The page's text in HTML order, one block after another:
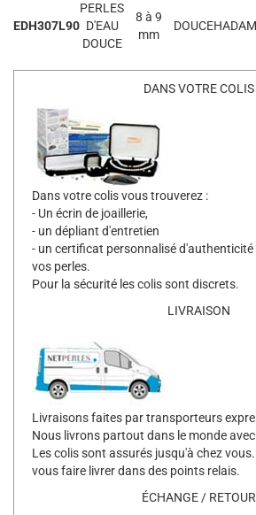
EDH307L90
PERLES
D'EAU
DOUCE
8 à 9
mm
DANS VOTRE COLIS
Dans votre colis vous trouverez :
- Un écrin de joaillerie,
- un dépliant d'entretien
- un certificat personnalisé d'authenticité
vos perles.
Pour la sécurité les colis sont discrets.
LIVRAISON
Livraisons faites par transporteurs
Nous livrons partout dans le monde
Les colis sont assurés jusqu'à chez
vous faire livrer dans des points relais.
ÉCHANGE / RETOUR